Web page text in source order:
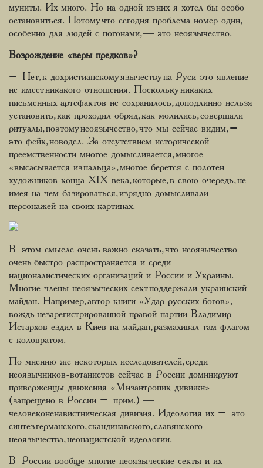
муниты. Их много. Но на одной из них я хотел бы особо
остановиться. Потому что сегодня проблема номер один,
особенно для людей с погонами, ― это неоязычество.
Возрождение «веры предков»?
– Нет, к дохристианскому язычеству на Руси это явление
не имеет никакого отношения. Поскольку никаких
письменных артефактов не сохранилось, доподлинно нельзя
установить, как проходил обряд, как молились, совершали
ритуалы, поэтому неоязычество, что мы сейчас видим, –
это фейк, новодел. За отсутствием исторической
преемственности многое домысливается, многое
«высасывается из пальца», многое берется с полотен
художников конца XIX века, которые, в свою очередь, не
имея на чем базироваться, изрядно домысливали
персонажей на своих картинах.
В этом смысле очень важно сказать, что неоязычество
очень быстро распространяется и среди
националистических организаций и России и Украины.
Многие члены неоязыческих сект поддержали украинский
майдан. Например, автор книги «Удар русских богов»,
вождь незарегистрированной правой партии Владимир
Истархов ездил в Киев на майдан, размахивал там флагом
с коловратом.
По мнению же некоторых исследователей, среди
неоязычников-вотанистов сейчас в России доминируют
приверженцы движения «Мизантропик дивижн»
(запрещено в России – прим.) ―
человеконенавистническая дивизия. Идеология их – это
синтез германского, скандинавского, славянского
неоязычества, неонацистской идеологии.
В России вообще многие неоязыческие секты и их